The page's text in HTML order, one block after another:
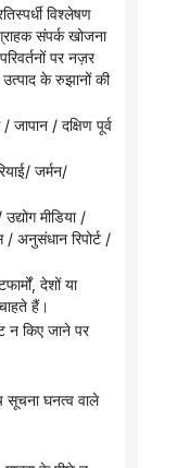
संपर्क खोजना
पर नज़र
उत्पाद के रुझानों की
/ अनुसंधान रिपोर्ट /
हैं।